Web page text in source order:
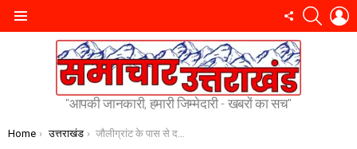
FOLLOW
"आपकी जानकारी, हमारी जिम्मेदारी - खबरों का सच"
You are here:
Home उत्तराखंड जौलीग्रांट के पास से दर्दनाक हादसा, अज्ञात वाहन की टक्कर से दो लोगों की मौत